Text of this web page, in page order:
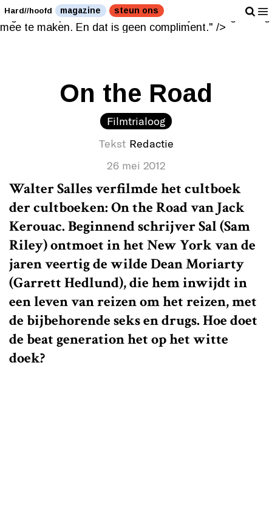
Prima film om je vader gelukkig mee te maken. En dat
is geen compliment." />Prima film om je vader gelukkig
mee te maken. En dat is geen compliment." />
Hard//hoofd magazine steun ons
On the Road
Filmtrialoog
Tekst Redactie
26 mei 2012
Walter Salles verfilmde het cultboek
der cultboeken: On the Road van Jack
Kerouac. Beginnend schrijver Sal (Sam
Riley) ontmoet in het New York van de
jaren veertig de wilde Dean Moriarty
(Garrett Hedlund), die hem inwijdt in
een leven van reizen om het reizen, met
de bijbehorende seks en drugs. Hoe doet
de beat generation het op het witte
doek?